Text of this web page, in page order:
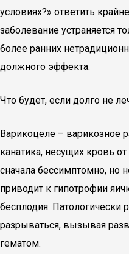
условиях?» ответить
заболевание устраняется
более ранних
должного эффекта.
Что будет, если долго не
Варикоцеле – варикозное
канатика, несущих кровь
сначала бессимптомно, но
приводит к гипотрофии
бесплодия.
разрываться, вызывая
гематом.